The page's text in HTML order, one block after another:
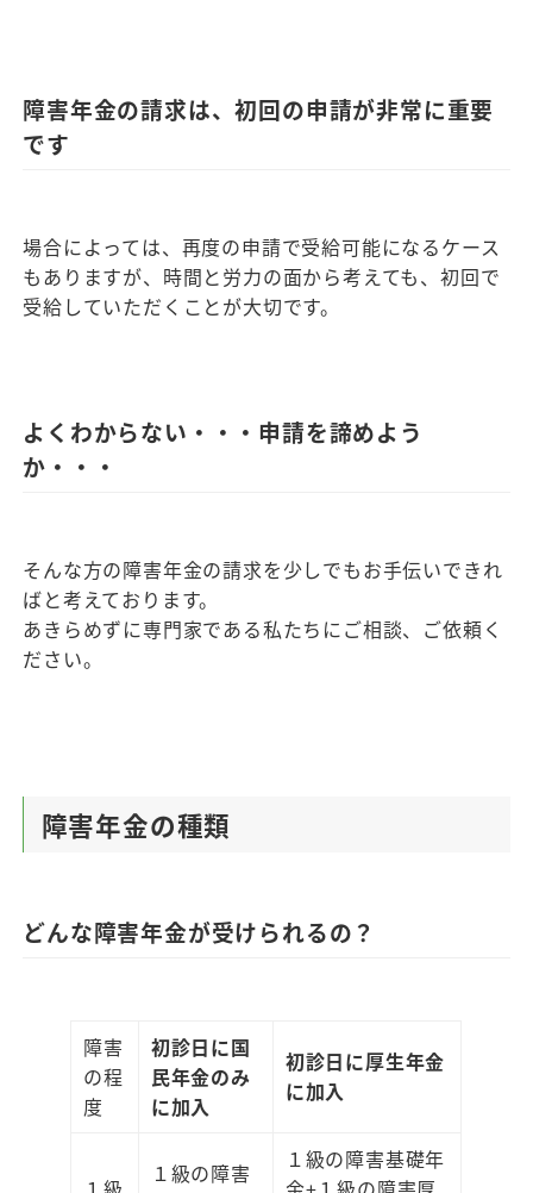
障害年金の請求は、初回の申請が非常に重要
です
場合によっては、再度の申請で受給可能になるケース
もありますが、時間と労力の面から考えても、初回で
受給していただくことが大切です。
よくわからない・・・申請を諦めよう
か・・・
そんな方の障害年金の請求を少しでもお手伝いできれ
ばと考えております。
あきらめずに専門家である私たちにご相談、ご依頼く
ださい。
障害年金の種類
どんな障害年金が受けられるの？
障害
の程
度
初診日に国
民年金のみ
に加入
初診日に厚生年金
に加入
１級の障害
１級の障害基礎年